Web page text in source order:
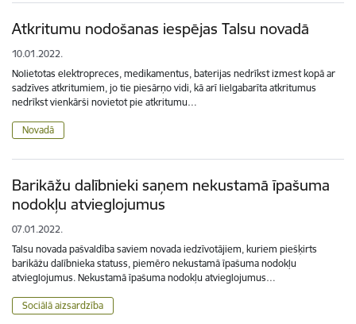
Atkritumu nodošanas iespējas Talsu novadā
10.01.2022.
Nolietotas elektropreces, medikamentus, baterijas nedrīkst izmest kopā ar
sadzīves atkritumiem, jo tie piesārņo vidi, kā arī lielgabarīta atkritumus
nedrīkst vienkārši novietot pie atkritumu…
Novadā
Barikāžu dalībnieki saņem nekustamā īpašuma
nodokļu atvieglojumus
07.01.2022.
Talsu novada pašvaldība saviem novada iedzīvotājiem, kuriem piešķirts
barikāžu dalībnieka statuss, piemēro nekustamā īpašuma nodokļu
atvieglojumus. Nekustamā īpašuma nodokļu atvieglojumus…
Sociālā aizsardzība